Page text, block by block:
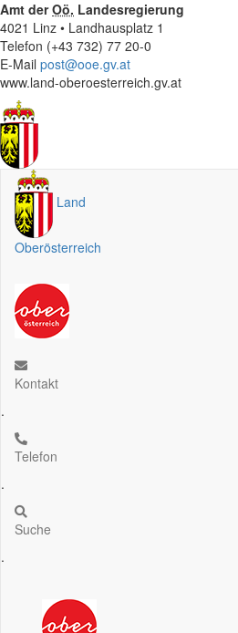
Amt derOö. Landesregierung
4021 Linz • Landhausplatz 1
Telefon (+43 732) 77 20-0
E-Mail post@ooe.gv.at
www.land-oberoesterreich.gv.at
Land
Oberösterreich
Kontakt
.
Telefon
.
Suche
.